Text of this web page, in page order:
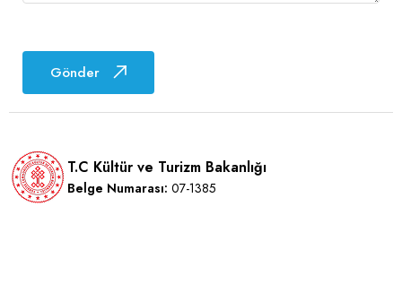
Gönder
T.C Kültür ve Turizm Bakanlığı
Belge Numarası: 07-1385